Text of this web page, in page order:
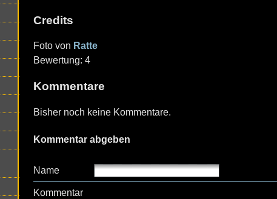
Credits
Foto von Ratte
Bewertung: 4
Kommentare
Bisher noch keine Kommentare.
Kommentar abgeben
Name
Kommentar